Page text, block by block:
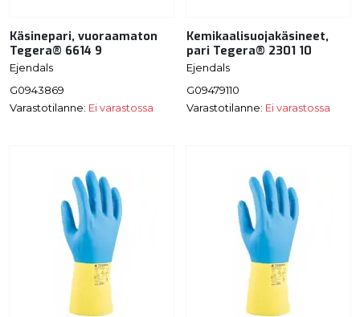
Käsinepari, vuoraamaton
Tegera® 6614 9
Ejendals
G0943869
Varastotilanne: Ei varastossa
Kemikaalisuojakäsineet,
pari Tegera® 2301 10
Ejendals
G09479110
Varastotilanne: Ei varastossa